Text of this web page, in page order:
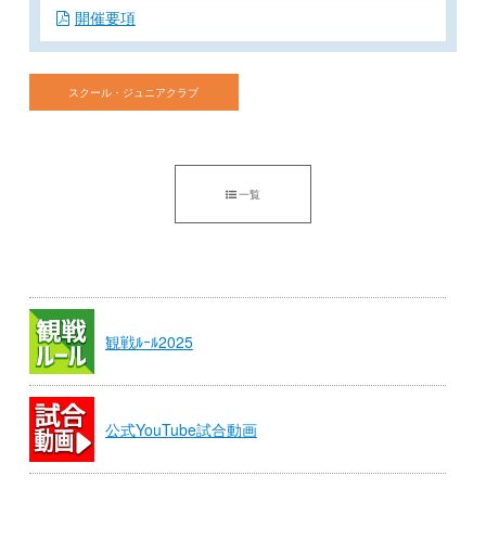
開催要項
スクール・ジュニアクラブ
一覧
観戦ﾙｰﾙ2025
公式YouTube試合動画